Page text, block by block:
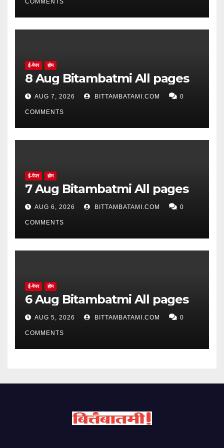
COMMENTS
ई-पेपर होम
8 Aug Bitambatmi All pages
AUG 7, 2026 BITTAMBATAMI.COM 0
COMMENTS
ई-पेपर होम
7 Aug Bitambatmi All pages
AUG 6, 2026 BITTAMBATAMI.COM 0
COMMENTS
ई-पेपर होम
6 Aug Bitambatmi All pages
AUG 5, 2026 BITTAMBATAMI.COM 0
COMMENTS